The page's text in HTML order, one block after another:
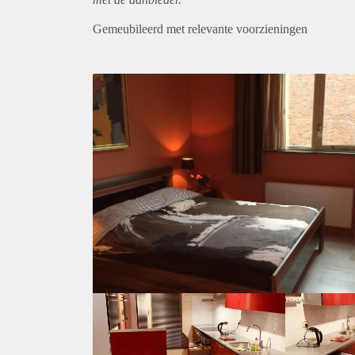
Gemeubileerd met relevante voorzieningen